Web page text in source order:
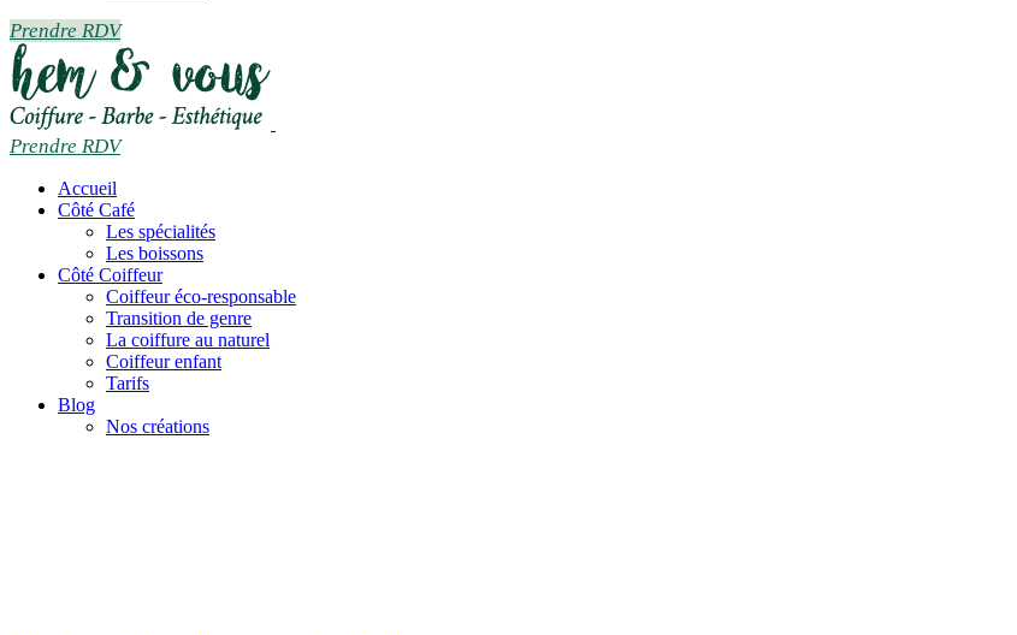
Prendre RDV
Prendre RDV
Accueil
Côté Café
Les spécialités
Les boissons
Côté Coiffeur
Coiffeur éco-responsable
Transition de genre
La coiffure au naturel
Coiffeur enfant
Tarifs
Blog
Nos créations